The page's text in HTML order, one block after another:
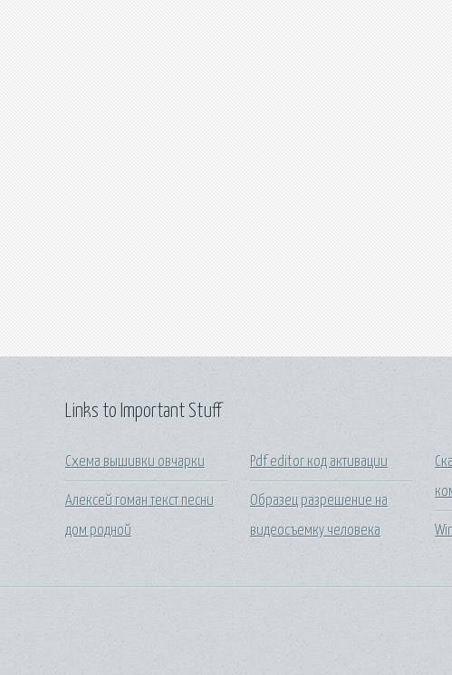
Links to Important Stuff
Схема вышивки овчарки
Алексей гоман текст песни
дом родной
Pdf editor код активации
Образец разрешение на
видеосъемку человека